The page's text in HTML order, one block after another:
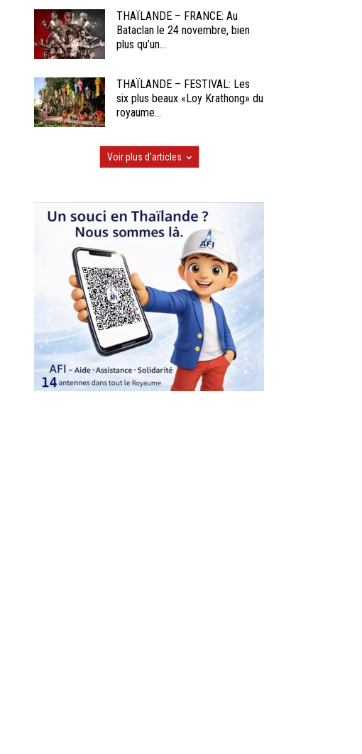
THAÏLANDE – FRANCE: Au
Bataclan le 24 novembre, bien
plus qu’un...
THAÏLANDE – FESTIVAL: Les
six plus beaux «Loy Krathong» du
royaume...
Voir plus d'articles